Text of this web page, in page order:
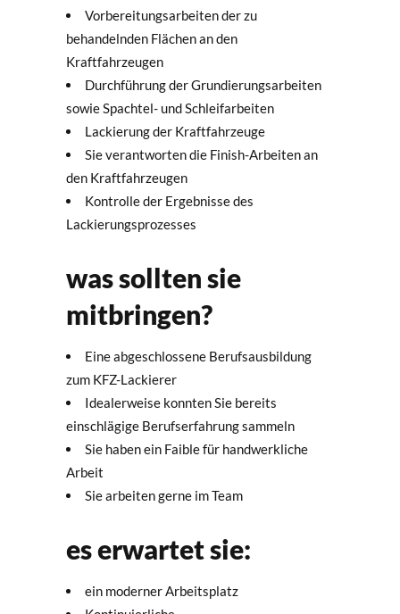
Vorbereitungsarbeiten der zu
behandelnden Flächen an den
Kraftfahrzeugen
Durchführung der Grundierungsarbeiten
sowie Spachtel- und Schleifarbeiten
Lackierung der Kraftfahrzeuge
Sie verantworten die Finish-Arbeiten an
den Kraftfahrzeugen
Kontrolle der Ergebnisse des
Lackierungsprozesses
was sollten sie
mitbringen?
Eine abgeschlossene Berufsausbildung
zum KFZ-Lackierer
Idealerweise konnten Sie bereits
einschlägige Berufserfahrung sammeln
Sie haben ein Faible für handwerkliche
Arbeit
Sie arbeiten gerne im Team
es erwartet sie:
ein moderner Arbeitsplatz